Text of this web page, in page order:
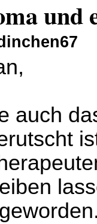
und
auch